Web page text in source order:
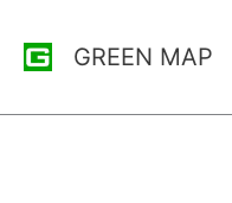
GREEN MAP